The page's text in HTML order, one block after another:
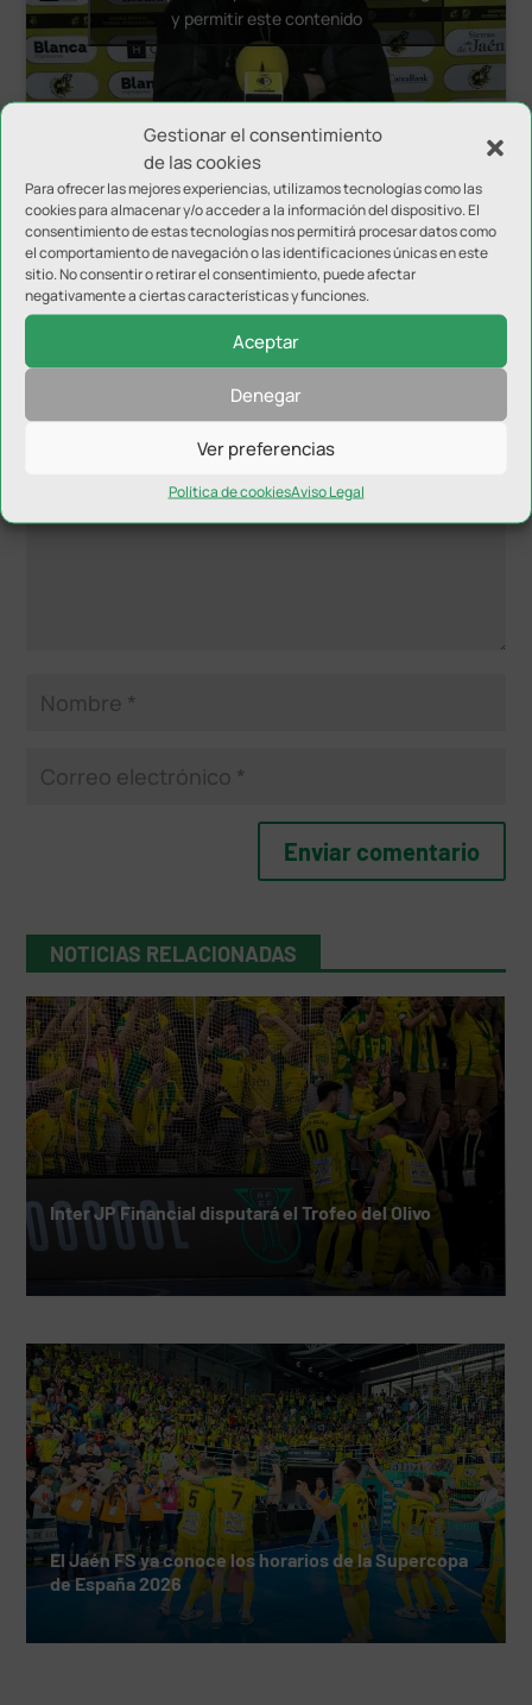
Gestionar el consentimiento
de las cookies
Para ofrecer las mejores experiencias, utilizamos tecnologías como las
cookies para almacenar y/o acceder a la información del dispositivo. El
consentimiento de estas tecnologías nos permitirá procesar datos como
el comportamiento de navegación o las identificaciones únicas en este
sitio. No consentir o retirar el consentimiento, puede afectar
negativamente a ciertas características y funciones.
Aceptar
Denegar
Ver preferencias
Política de cookiesAviso Legal
y permitir este contenido
Tu dirección de correo electrónico no será publicada.
campos obligatorios están marcados con*
NOTICIAS RELACIONADAS
Inter JP Financial disputará el Trofeo del Olivo
El Jaén FS ya conoce los horarios de la Supercopa
de España 2026